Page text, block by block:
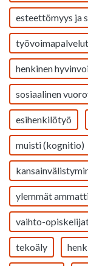
esteettömyys ja
työvoimapalvelut
henkinen
sosiaalinen
esihenkilötyö
muisti (kognitio)
ylemmät
vaihto-
tekoäly